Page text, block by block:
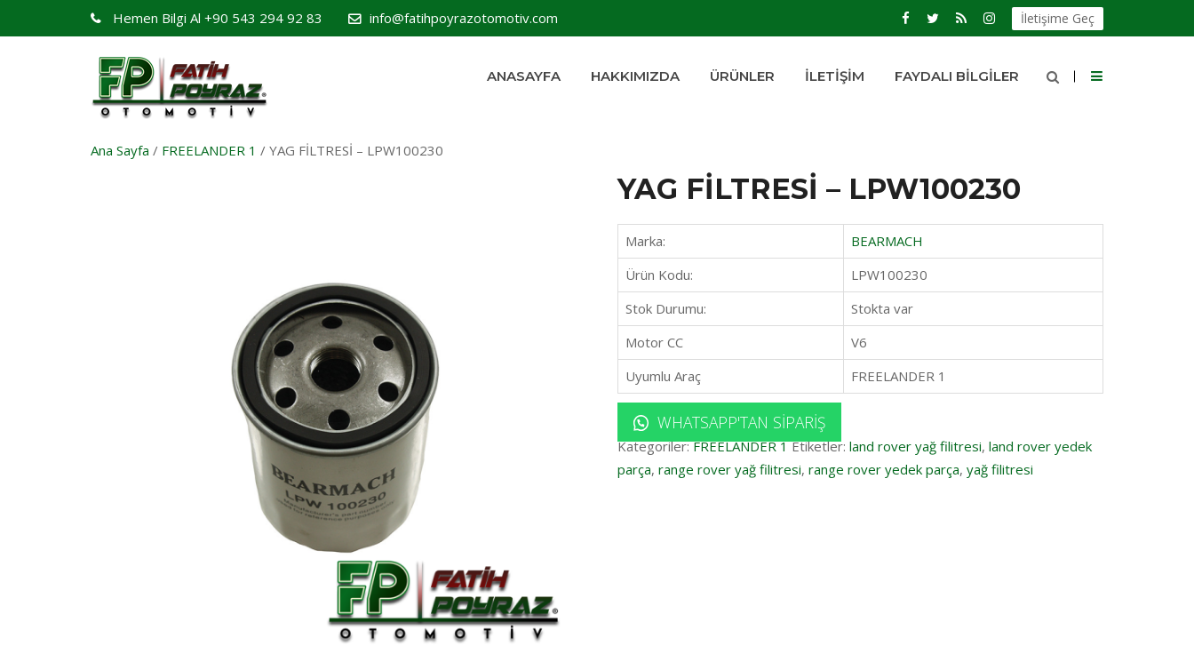
Hemen Bilgi Al +90 543 294 92 83 info@fatihpoyrazotomotiv.com İletişime Geç
ANASAYFA HAKKIMIZDA ÜRÜNLER İLETIŞIM FAYDALI BILGILER
Ana Sayfa / FREELANDER 1 / YAG FİLTRESİ – LPW100230
YAG FİLTRESİ – LPW100230
Marka:
BEARMACH
Ürün Kodu:
LPW100230
Stok Durumu:
Stokta var
Motor CC
V6
Uyumlu Araç
FREELANDER 1
WHATSAPP'TAN SIPARIŞ
Kategoriler:FREELANDER 1 Etiketler: land rover yağ filitresi, land rover yedek
parça, range rover yağ filitresi, range rover yedek parça, yağ filitresi